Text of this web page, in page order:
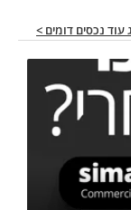
עוד נכסים דומים >